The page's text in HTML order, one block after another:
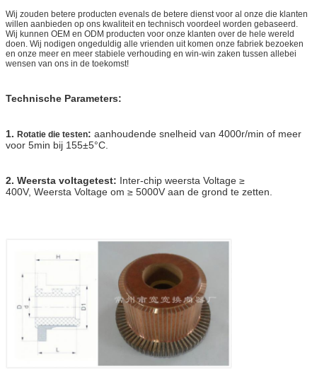
Wij zouden betere producten evenals de betere dienst voor al onze die klanten
willen aanbieden op ons kwaliteit en technisch voordeel worden gebaseerd.
Wij kunnen OEM en ODM producten voor onze klanten over de hele wereld
doen. Wij nodigen ongeduldig alle vrienden uit komen onze fabriek bezoeken
en onze meer en meer stabiele verhouding en win-win zaken tussen allebei
wensen van ons in de toekomst!
Technische Parameters:
1. Rotatie die testen: aanhoudende snelheid van 4000r/min of meer
voor 5min bij 155±5°C.
2. Weersta voltagetest: Inter-chip weersta Voltage ≥
400V, Weersta Voltage om ≥ 5000V aan de grond te zetten.